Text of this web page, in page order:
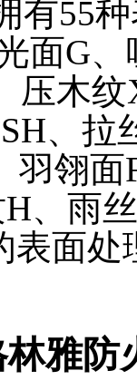
有55
面G
压木
、拉
羽翎
、雨
表面
雅防